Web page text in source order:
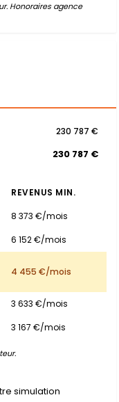
Honoraires agence
230 787 €
230 787 €
REVENUS MIN.
8 373 €/mois
6 152 €/mois
4 455 €/mois
3 633 €/mois
3 167 €/mois
simulation